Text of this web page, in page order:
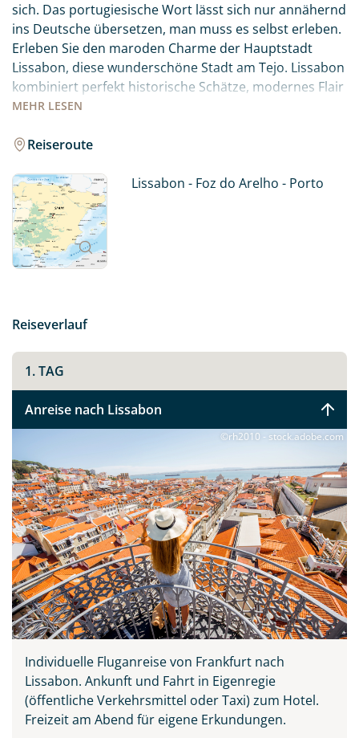
MEHR LESEN
sich. Das portugiesische Wort lässt sich nur annähernd
ins Deutsche übersetzen, man muss es selbst erleben.
Erleben Sie den maroden Charme der Hauptstadt
Lissabon, diese wunderschöne Stadt am Tejo. Lissabon
kombiniert perfekt historische Schätze, modernes Flair
und ein wunderbares Lebensgefühl. Die reiche
der pulsierende Lifestyle der Hauptstadt machen sie zu
Genießen Sie endlose Strände, unberührte Buchten
und wunderschöne Küstenlandschaften entlang des
Atlantiks bevor Sie nach Porto weiterfahren. Machen
Sie sich auf den Weg und spüren Sie selbst, was es
bedeutet – Saudade, die Emotionen von Portugal zu
Reiseroute
Lissabon - Foz do Arelho - Porto
Reiseverlauf
1. TAG
Anreise nach Lissabon
©rh2010 - stock.adobe.com
Individuelle Fluganreise von Frankfurt nach
Lissabon. Ankunft und Fahrt in Eigenregie
(öffentliche Verkehrsmittel oder Taxi) zum Hotel.
Freizeit am Abend für eigene Erkundungen.